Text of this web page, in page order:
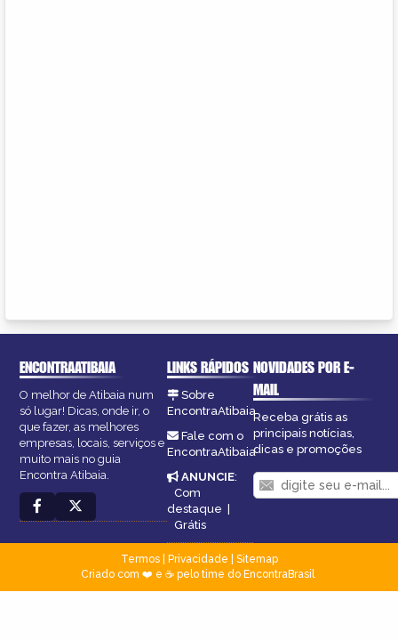
ENCONTRAATIBAIA
O melhor de Atibaia num
só lugar! Dicas, onde ir, o
que fazer, as melhores
empresas, locais, serviços e
muito mais no guia
Encontra Atibaia.
LINKS RÁPIDOS
Sobre
EncontraAtibaia
Fale com o
EncontraAtibaia
ANUNCIE:
Com
destaque
Grátis
NOVIDADES POR E-
MAIL
Receba grátis as
principais notícias,
dicas e promoções
Termos| Privacidade
Sitemap
Criado com ❤️ e ☕ pelo time do EncontraBrasil